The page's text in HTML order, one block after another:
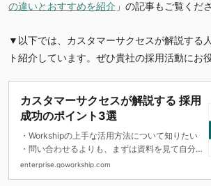
の違いとおすすめを紹介 」の記事もご覧くだ
▼以下では、カスタマーサクセスが解説する
ト紹介しています。ぜひ貴社の採用活動にお
カスタマーサクセスが解説する 採用
成功のポイント3選
・Workshipの上手な活用方法について知りたい
・問い合わせるよりも、まずは資料を見て自分
で理解を進めたい
enterprise.goworkship.com